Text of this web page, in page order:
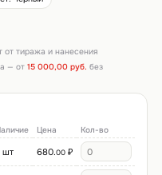
от тиража и нанесения
— от 15 000,00 руб. без
Цена Кол-во
шт 680.00₽